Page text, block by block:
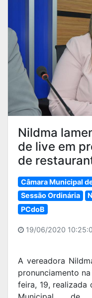
Nildma
de live em
de
Câmara Municipal
Sessão Ordinária
PCdoB
19/06/2020
A vereadora
pronunciamento
feira, 19, realizada